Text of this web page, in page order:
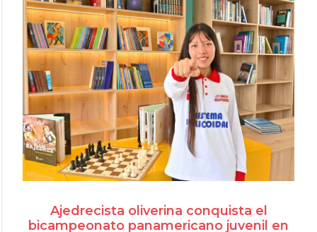
Ajedrecista oliverina conquista el
bicampeonato panamericano juvenil en